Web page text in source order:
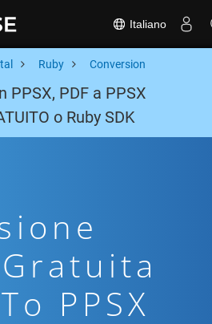
Italiano
Ruby Conversion
PPSX, PDF a PPSX
o Ruby SDK
PPSX